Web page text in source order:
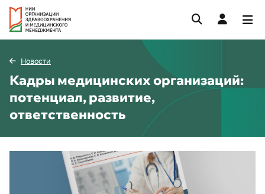
Новости
Кадры медицинских организаций:
потенциал, развитие,
ответственность